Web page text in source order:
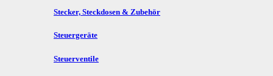
Stecker, Steckdosen & Zubehör
Steuergeräte
Steuerventile